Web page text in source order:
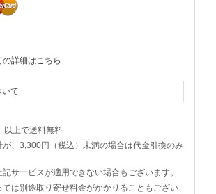
詳細はこちら
て
以上で送料無料
が、3,300円（税込）未満の場合は代金引換のみ
サービスが適用できない場合もございます。
ては別途取り寄せ料金がかかりることもござい